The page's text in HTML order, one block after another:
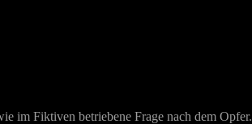
im Fiktiven betriebene Frage nach dem Opfer.